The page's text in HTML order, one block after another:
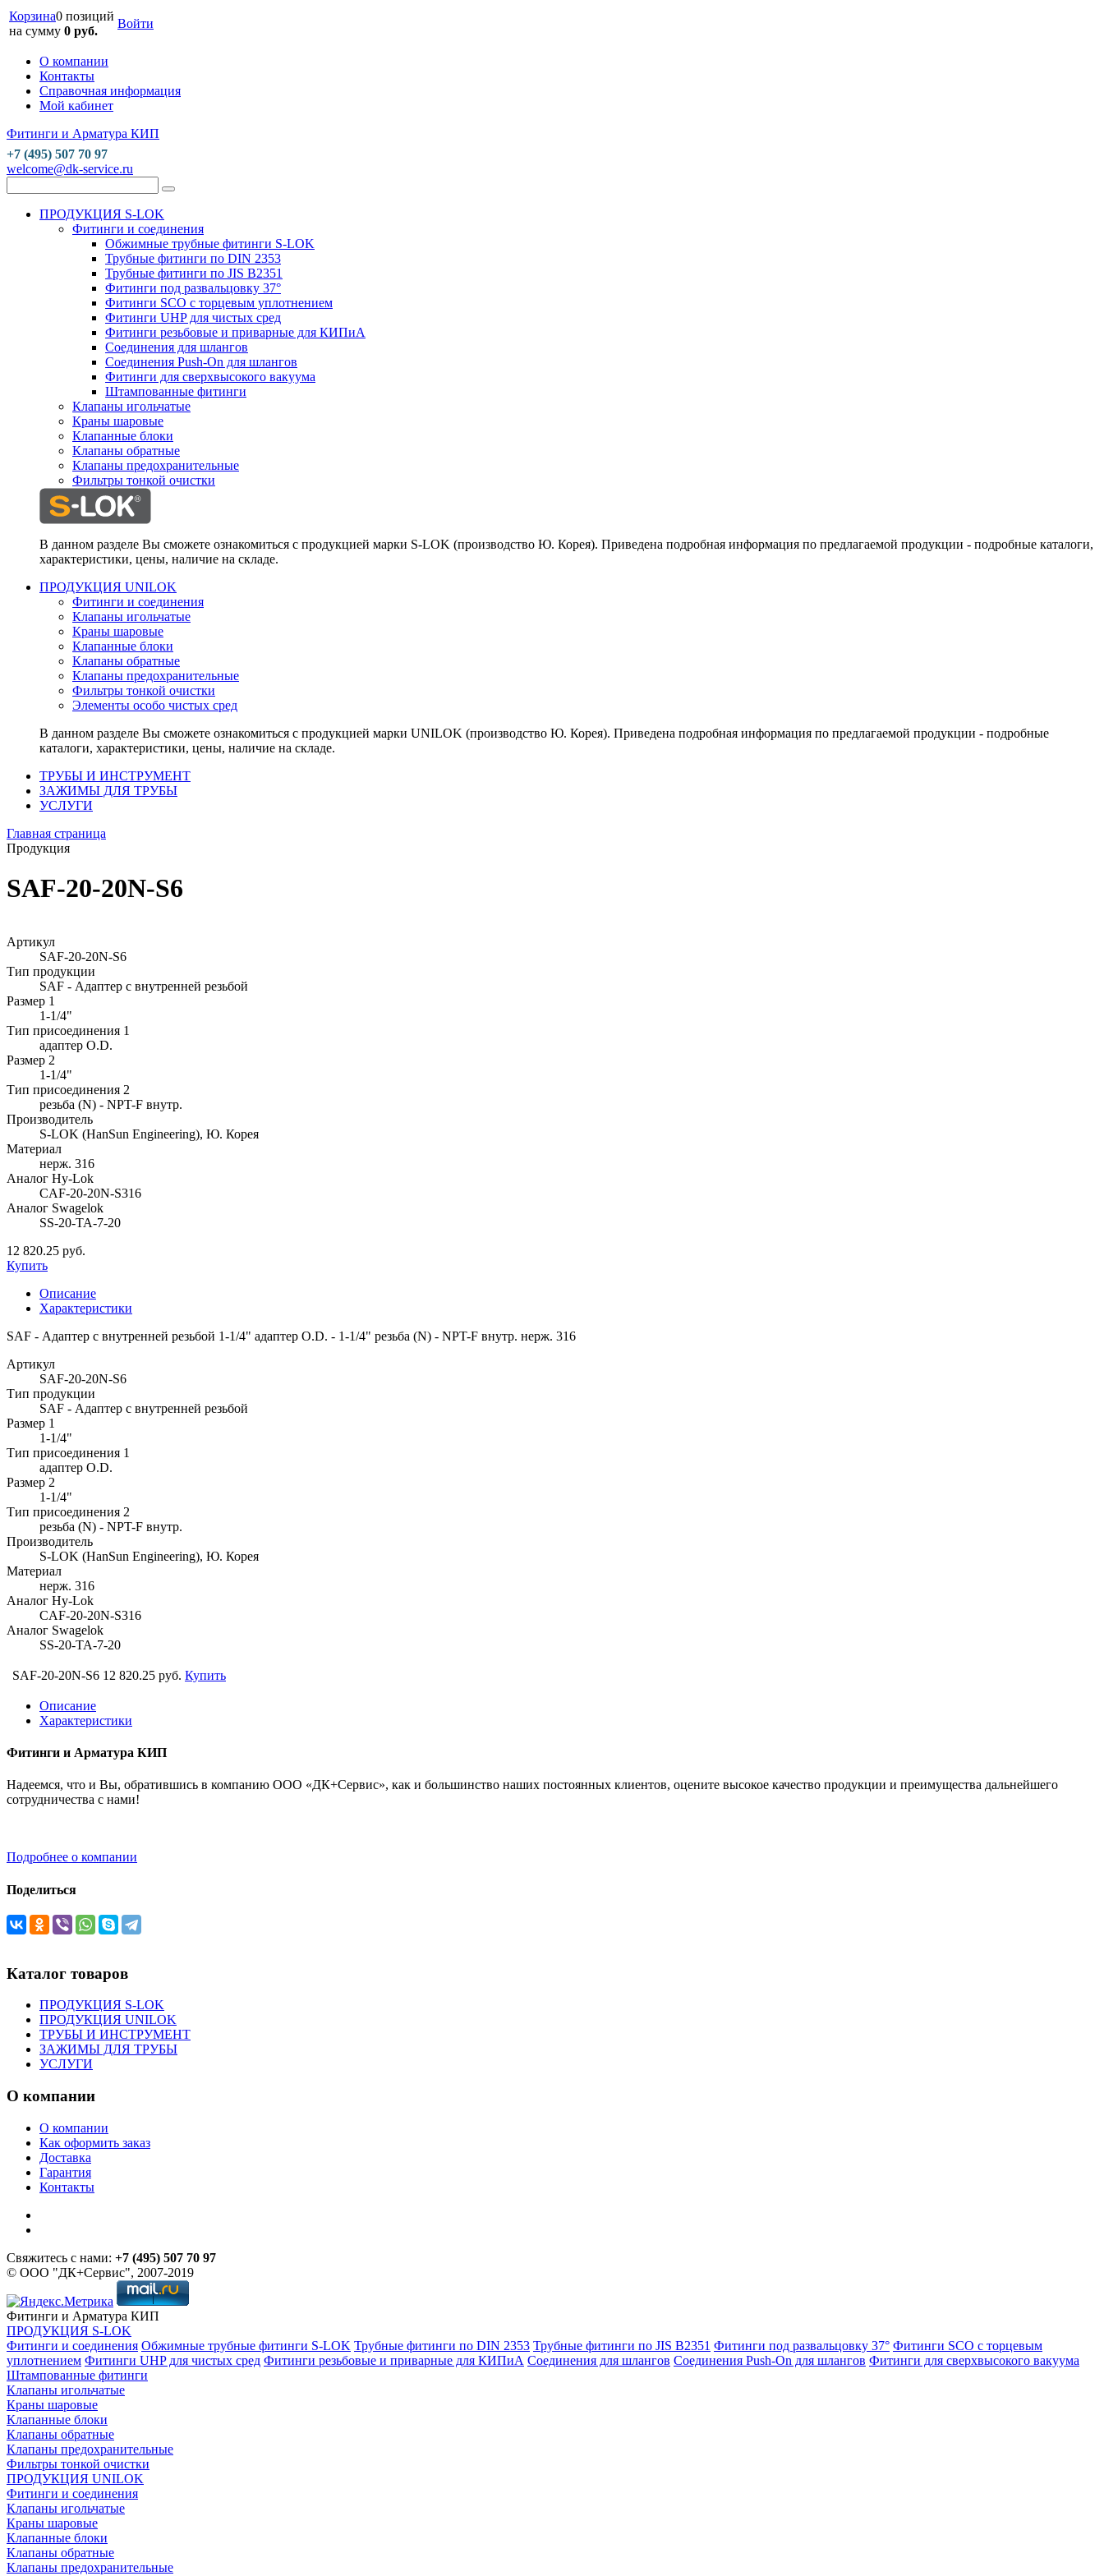
Корзина0 позиций
на сумму 0 руб.
Войти
О компании
Контакты
Справочная информация
Мой кабинет
Фитинги и Арматура КИП
+7 (495) 507 70 97
welcome@dk-service.ru
ПРОДУКЦИЯ S-LOK
Фитинги и соединения
Обжимные трубные фитинги S-LOK
Трубные фитинги по DIN 2353
Трубные фитинги по JIS B2351
Фитинги под развальцовку 37°
Фитинги SCO с торцевым уплотнением
Фитинги UHP для чистых сред
Фитинги резьбовые и приварные для КИПиА
Соединения для шлангов
Соединения Push-On для шлангов
Фитинги для сверхвысокого вакуума
Штампованные фитинги
Клапаны игольчатые
Краны шаровые
Клапанные блоки
Клапаны обратные
Клапаны предохранительные
Фильтры тонкой очистки
В данном разделе Вы сможете ознакомиться с продукцией марки S-LOK (производство Ю. Корея). Приведена подробная информация по предлагаемой продукции - подробные каталоги,
характеристики, цены, наличие на складе.
ПРОДУКЦИЯ UNILOK
Фитинги и соединения
Клапаны игольчатые
Краны шаровые
Клапанные блоки
Клапаны обратные
Клапаны предохранительные
Фильтры тонкой очистки
Элементы особо чистых сред
В данном разделе Вы сможете ознакомиться с продукцией марки UNILOK (производство Ю. Корея). Приведена подробная информация по предлагаемой продукции - подробные
каталоги, характеристики, цены, наличие на складе.
ТРУБЫ И ИНСТРУМЕНТ
ЗАЖИМЫ ДЛЯ ТРУБЫ
УСЛУГИ
Главная страница
Продукция
SAF-20-20N-S6
Артикул
SAF-20-20N-S6
Тип продукции
SAF - Адаптер с внутренней резьбой
Размер 1
1-1/4"
Тип присоединения 1
адаптер O.D.
Размер 2
1-1/4"
Тип присоединения 2
резьба (N) - NPT-F внутр.
Производитель
S-LOK (HanSun Engineering), Ю. Корея
Материал
нерж. 316
Аналог Hy-Lok
CAF-20-20N-S316
Аналог Swagelok
SS-20-TA-7-20
12 820.25 руб.
Купить
Описание
Характеристики
SAF - Адаптер с внутренней резьбой 1-1/4" адаптер O.D. - 1-1/4" резьба (N) - NPT-F внутр. нерж. 316
Артикул
SAF-20-20N-S6
Тип продукции
SAF - Адаптер с внутренней резьбой
Размер 1
1-1/4"
Тип присоединения 1
адаптер O.D.
Размер 2
1-1/4"
Тип присоединения 2
резьба (N) - NPT-F внутр.
Производитель
S-LOK (HanSun Engineering), Ю. Корея
Материал
нерж. 316
Аналог Hy-Lok
CAF-20-20N-S316
Аналог Swagelok
SS-20-TA-7-20
SAF-20-20N-S6 12 820.25 руб. Купить
Описание
Характеристики
Фитинги и Арматура КИП
Надеемся, что и Вы, обратившись в компанию ООО «ДК+Сервис», как и большинство наших постоянных клиентов, оцените высокое качество продукции и преимущества дальнейшего
сотрудничества с нами!
Подробнее о компании
Поделиться
Каталог товаров
ПРОДУКЦИЯ S-LOK
ПРОДУКЦИЯ UNILOK
ТРУБЫ И ИНСТРУМЕНТ
ЗАЖИМЫ ДЛЯ ТРУБЫ
УСЛУГИ
О компании
О компании
Как оформить заказ
Доставка
Гарантия
Контакты
Свяжитесь с нами: +7 (495) 507 70 97
© ООО "ДК+Сервис", 2007-2019
Фитинги и Арматура КИП
ПРОДУКЦИЯ S-LOK
Фитинги и соединения Обжимные трубные фитинги S-LOK Трубные фитинги по DIN 2353 Трубные фитинги по JIS B2351 Фитинги под развальцовку 37° Фитинги SCO с торцевым
уплотнением Фитинги UHP для чистых сред Фитинги резьбовые и приварные для КИПиА Соединения для шлангов Соединения Push-On для шлангов Фитинги для сверхвысокого вакуума
Штампованные фитинги
Клапаны игольчатые
Краны шаровые
Клапанные блоки
Клапаны обратные
Клапаны предохранительные
Фильтры тонкой очистки
ПРОДУКЦИЯ UNILOK
Фитинги и соединения
Клапаны игольчатые
Краны шаровые
Клапанные блоки
Клапаны обратные
Клапаны предохранительные